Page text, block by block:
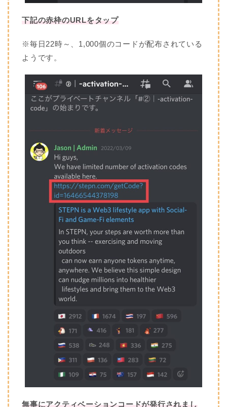
下記の赤枠のURLをタップ
※毎日22時～、1,000個のコードが配布されている
ようです。
無事にアクティベーションコードが発行されまし